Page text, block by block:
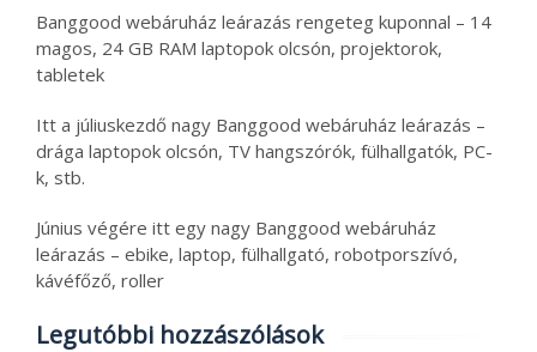
Banggood webáruház leárazás rengeteg kuponnal – 14
magos, 24 GB RAM laptopok olcsón, projektorok,
tabletek
Itt a júliuskezdő nagy Banggood webáruház leárazás –
drága laptopok olcsón, TV hangszórók, fülhallgatók, PC-
k, stb.
Június végére itt egy nagy Banggood webáruház
leárazás – ebike, laptop, fülhallgató, robotporszívó,
kávéfőző, roller
Legutóbbi hozzászólások